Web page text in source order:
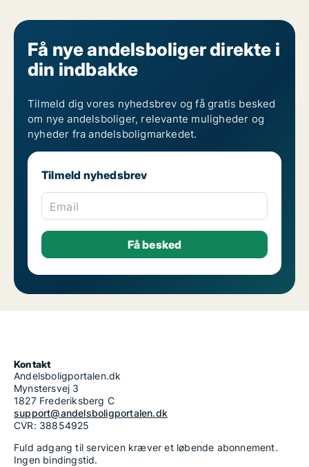
Andelsboliger til salg i Århus
Få nye andelsboliger direkte i
din indbakke
Tilmeld dig vores nyhedsbrev og få gratis besked
om nye andelsboliger, relevante muligheder og
nyheder fra andelsboligmarkedet.
Tilmeld nyhedsbrev
Email
Kontakt
Andelsboligportalen.dk
Mynstersvej 3
1827 Frederiksberg C
support@andelsboligportalen.dk
CVR: 38854925
Fuld adgang til servicen kræver et løbende abonnement.
Ingen bindingstid.